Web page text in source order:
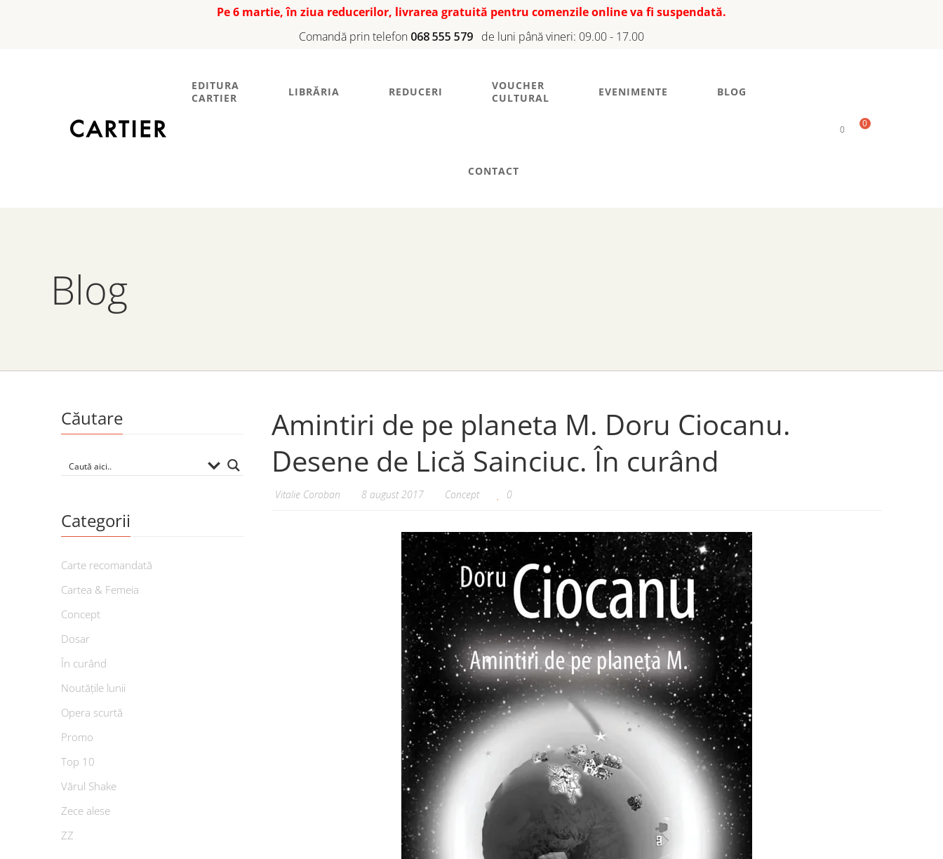
Pe 6 martie, în ziua reducerilor, livrarea gratuită pentru comenzile online va fi suspendată.
Comandă prin telefon 068 555 579 de luni până vineri: 09.00 - 17.00
EDITURA
CARTIER
LIBRĂRIA REDUCERI
VOUCHER
CULTURAL
EVENIMENTE BLOG
CONTACT
0
0
Blog
Amintiri de pe planeta M. Doru Ciocanu.
Desene de Lică Sainciuc. În curând
Vitalie Coroban 8 august 2017 Concept 0
Căutare
Categorii
Carte recomandată
Cartea & Femeia
Concept
Dosar
În curând
Noutățile lunii
Opera scurtă
Promo
Top 10
Vărul Shake
Zece alese
ZZ